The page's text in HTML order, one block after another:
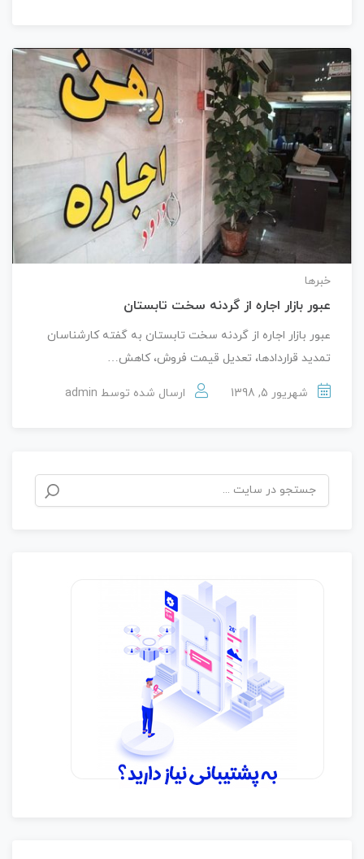
خبرها
عبور بازار اجاره از گردنه سخت تابستان
عبور بازار اجاره از گردنه سخت تابستان به گفته کارشناسان
تمدید قراردادها، تعدیل قیمت فروش، کاهش…
شهریور 5, 1398 ارسال شده توسط admin